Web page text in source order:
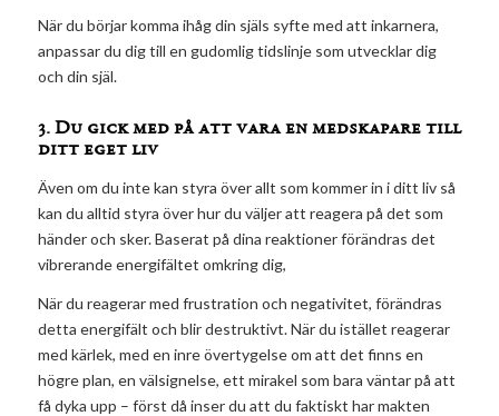
När du börjar komma ihåg din själs syfte med att inkarnera,
anpassar du dig till en gudomlig tidslinje som utvecklar dig
och din själ.
3. Du gick med på att vara en medskapare till
ditt eget liv
Även om du inte kan styra över allt som kommer in i ditt liv så
kan du alltid styra över hur du väljer att reagera på det som
händer och sker. Baserat på dina reaktioner förändras det
vibrerande energifältet omkring dig,
När du reagerar med frustration och negativitet, förändras
detta energifält och blir destruktivt. När du istället reagerar
med kärlek, med en inre övertygelse om att det finns en
högre plan, en välsignelse, ett mirakel som bara väntar på att
få dyka upp – först då inser du att du faktiskt har makten